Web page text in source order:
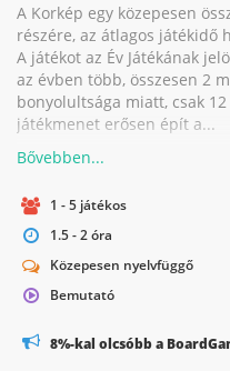
A Korkép egy közepesen
részére, az átlagos játékidő
A játékot az Év Játékának
az évben több, összesen 2
bonyolultsága miatt, csak
játékmenet erősen épít a...
1 - 5 játékos
1.5 - 2 óra
Közepesen nyelvfüggő
Bemutató
8%-kal olcsóbb a